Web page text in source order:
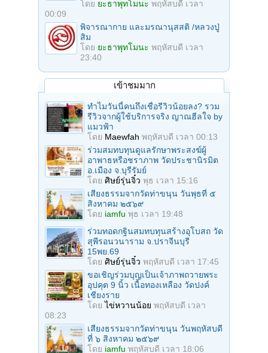
โดย ยะธาพุทโมนะ พฤหัสบดี เวลา
00:09
พิจารณากาย และมรณานุสสติ /หลวงปู่
สิม
โดย ยะธาพุทโมนะ พฤหัสบดี เวลา
23:40
เข้าชมมาก
ทำไมวันนี้คนถึงเชื่อรีวิวน้อยลง? รวม
รีวิวจากผู้ใช้บริการจริง ญาณฮีลใจ by
แมวฟ้า
โดย Maewfah พฤหัสบดี เวลา 00:13
ร่วมสมทบทุนดูแลรักษาพระสงฆ์ผู้
อาพาธหรือชราภาพ วัดประชานิรมิต
อ.เมือง จ.บุรีรัมย์
โดย ศิษย์รุ่นจิ๋ว พุธ เวลา 15:16
เสียงธรรมจากวัดท่าขนุน วันพุธที่ ๕
สิงหาคม ๒๕๖๙
โดย iamfu พุธ เวลา 19:48
ร่วมทอดกฐินสมทบทุนสร้างอุโบสถ วัด
สุพีรอนวนาราม จ.ปราจีนบุรี
15พย.69
โดย ศิษย์รุ่นจิ๋ว พฤหัสบดี เวลา 17:45
ขอเชิญร่วมบุญเป็นเจ้าภาพถวายพระ
อุปคุต 9 นิ้ว เนื้อทองเหลือง วัดปงค์
เชียงราย
โดยไข่หวานน้อย พฤหัสบดี เวลา
08:23
เสียงธรรมจากวัดท่าขนุน วันพฤหัสบดี
ที่ ๖ สิงหาคม ๒๕๖๙
โดย iamfu พฤหัสบดี เวลา 18:06